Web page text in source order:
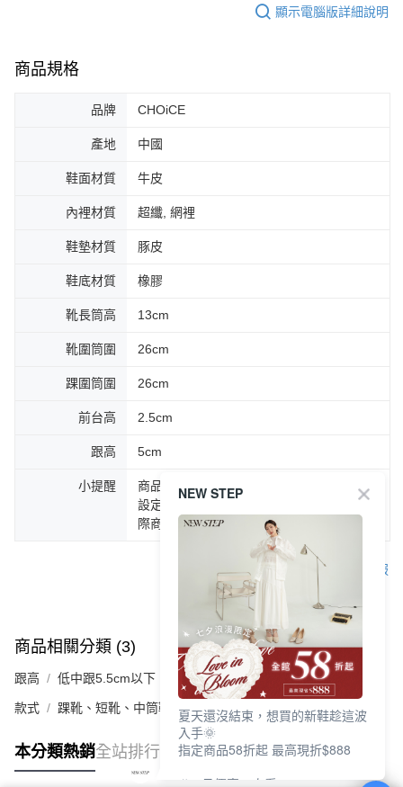
顯示電腦版詳細說明
商品規格
品牌 CHOiCE
產地 中國
鞋面材質 牛皮
內裡材質 超纖, 網裡
鞋墊材質 豚皮
鞋底材質 橡膠
靴長筒高 13cm
靴圍筒圍 26cm
踝圍筒圍 26cm
前台高 2.5cm
跟高 5cm
小提醒
商品圖片顏色會因拍攝燈光環境或個人螢幕
設定不同，而造成部份色差現象，顏色以實
際商品為主。
客服
商品相關分類 (3) 查看全部
跟高 低中跟5.5cm以下
款式 踝靴、短靴、中筒靴
本分類熱銷全站排行
NEW STEP
夏天還沒結束，想買的新鞋趁這波
入手🌞
指定商品58折起 最高現折$888
🎉 8月優惠一次看